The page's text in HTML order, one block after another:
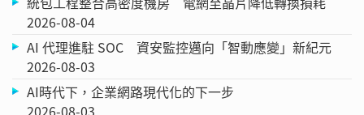
2026-08-04
AI 代理進駐 SOC 資安監控邁向「智動應變」新紀元
2026-08-03
AI時代下，企業網路現代化的下一步
2026-08-03